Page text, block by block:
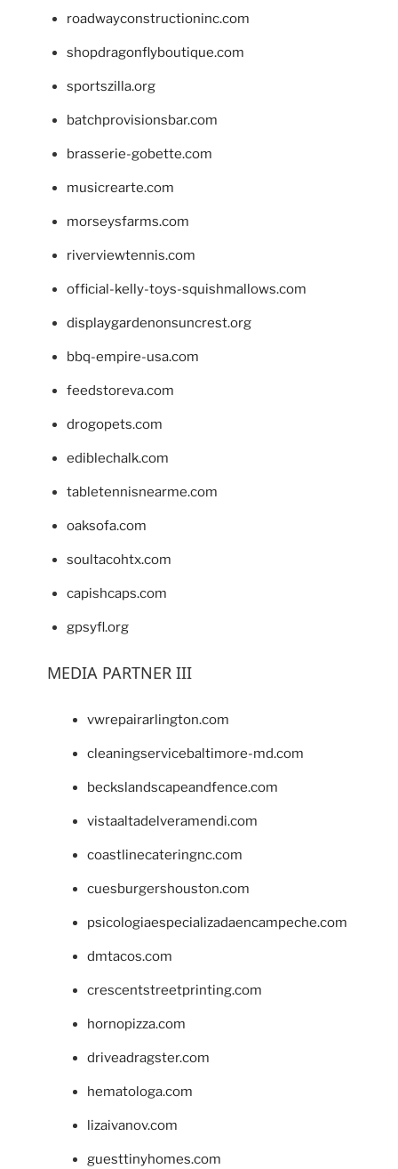
roadwayconstructioninc.com
shopdragonflyboutique.com
sportszilla.org
batchprovisionsbar.com
brasserie-gobette.com
musicrearte.com
morseysfarms.com
riverviewtennis.com
official-kelly-toys-squishmallows.com
displaygardenonsuncrest.org
bbq-empire-usa.com
feedstoreva.com
drogopets.com
ediblechalk.com
tabletennisnearme.com
oaksofa.com
soultacohtx.com
capishcaps.com
gpsyfl.org
MEDIA PARTNER III
vwrepairarlington.com
cleaningservicebaltimore-md.com
beckslandscapeandfence.com
vistaaltadelveramendi.com
coastlinecateringnc.com
cuesburgershouston.com
psicologiaespecializadaencampeche.com
dmtacos.com
crescentstreetprinting.com
hornopizza.com
driveadragster.com
hematologa.com
lizaivanov.com
guesttinyhomes.com